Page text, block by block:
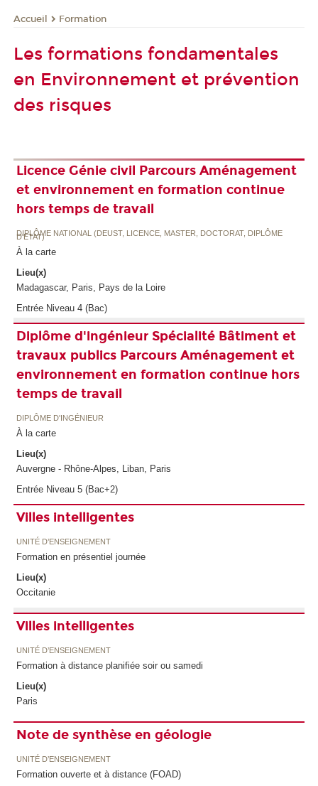
Accueil Formation
Les formations fondamentales
en Environnement et prévention
des risques
Licence Génie civil Parcours Aménagement
et environnement en formation continue
hors temps de travail
DIPLÔME NATIONAL (DEUST, LICENCE, MASTER, DOCTORAT, DIPLÔME
D'ETAT)
À la carte
Lieu(x)
Madagascar, Paris, Pays de la Loire
Entrée Niveau 4 (Bac)
Diplôme d'ingénieur Spécialité Bâtiment et
travaux publics Parcours Aménagement et
environnement en formation continue hors
temps de travail
DIPLÔME D'INGÉNIEUR
À la carte
Lieu(x)
Auvergne - Rhône-Alpes, Liban, Paris
Entrée Niveau 5 (Bac+2)
Villes intelligentes
UNITÉ D’ENSEIGNEMENT
Formation en présentiel journée
Lieu(x)
Occitanie
Villes intelligentes
UNITÉ D’ENSEIGNEMENT
Formation à distance planifiée soir ou samedi
Lieu(x)
Paris
Note de synthèse en géologie
UNITÉ D’ENSEIGNEMENT
Formation ouverte et à distance (FOAD)